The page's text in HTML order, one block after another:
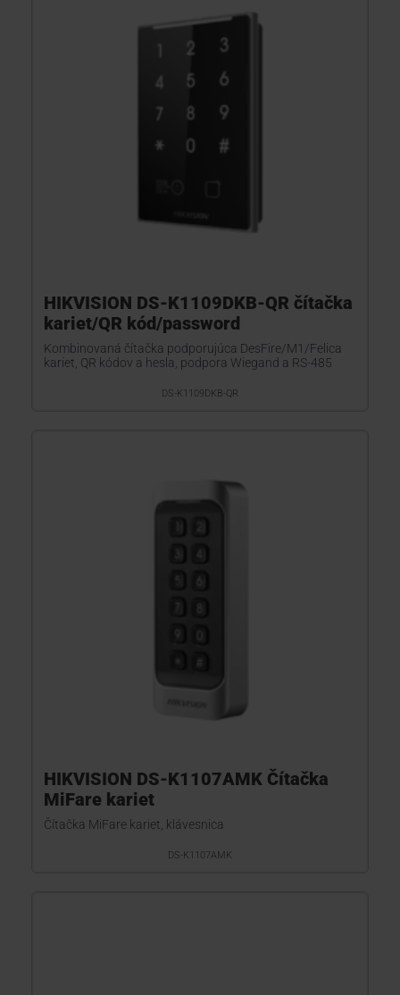
HIKVISION DS-K1109DKB-QR čítačka
kariet/QR kód/password
Kombinovaná čítačka podporujúca DesFire/M1/Felica
kariet, QR kódov a hesla, podpora Wiegand a RS-485
DS-K1109DKB-QR
HIKVISION DS-K1107AMK Čítačka
MiFare kariet
Čítačka MiFare kariet, klávesnica
DS-K1107AMK